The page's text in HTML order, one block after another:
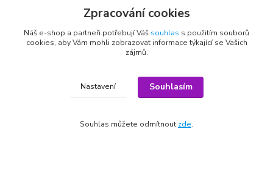
Rychlý kontakt
obchod(zavináč)hrbitovnizbozi.cz
Zpracování cookies
Náš e-shop a partneři potřebují Váš souhlas s použitím souborů
cookies, aby Vám mohli zobrazovat informace týkající se Vašich
zájmů.
Nastavení Souhlasím
Souhlas můžete odmítnout zde.